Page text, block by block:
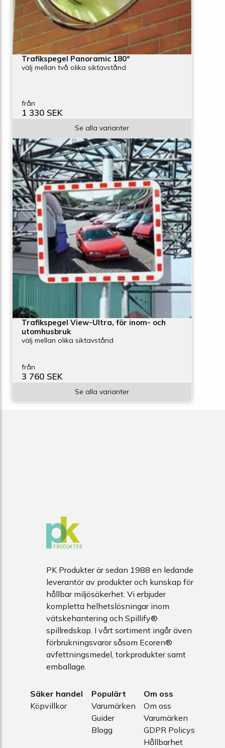
Trafikspegel Panoramic 180°
välj mellan två olika siktavstånd
från
1 330 SEK
Se alla varianter
Trafikspegel View-Ultra, för inom- och
utomhusbruk
välj mellan olika siktavstånd
från
3 760 SEK
Se alla varianter
PK Produkter är sedan 1988 en ledande
leverantör av produkter och kunskap för
hållbar miljösäkerhet. Vi erbjuder
kompletta helhetslösningar inom
vätskehantering och Spillify®
spillredskap. I vårt sortiment ingår även
förbrukningsvaror såsom Ecoren®
avfettningsmedel, torkprodukter samt
emballage.
Säker handel
Köpvillkor
Populärt
Varumärken
Guider
Blogg
Om oss
Om oss
Varumärken
GDPR Policys
Hållbarhet